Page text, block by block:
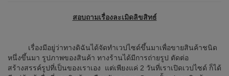
สอบถามเรื่องละเมิดลิขสิทธ์
เรื่องมีอยู่ว่าทางดิฉันได้จัดทำเวปไซด์ขึ้นมาเพื่อขายสินค้าชนิด
หนึ่งขึ้นมา รูปภาพของสินค้า ทางร้านได้มีการถ่ายรูป ตัดต่อ
สร้างสรรค์รูปที่เป็นของเราเอง แต่เพียงแค่ 2 วันที่เราเปิดเวปไซด์ ก็ได้